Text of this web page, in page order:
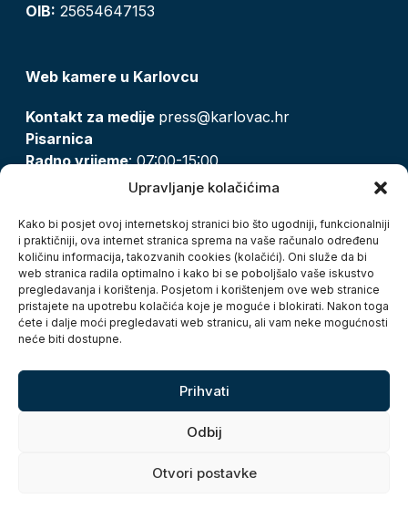
Upravljanje kolačićima
Kako bi posjet ovoj internetskoj stranici bio što ugodniji, funkcionalniji
i praktičniji, ova internet stranica sprema na vaše računalo određenu
količinu informacija, takozvanih cookies (kolačići). Oni služe da bi
web stranica radila optimalno i kako bi se poboljšalo vaše iskustvo
pregledavanja i korištenja. Posjetom i korištenjem ove web stranice
pristajete na upotrebu kolačića koje je moguće i blokirati. Nakon toga
ćete i dalje moći pregledavati web stranicu, ali vam neke mogućnosti
neće biti dostupne.
Prihvati
Odbij
Otvori postavke
OIB: 25654647153
Web kamere u Karlovcu
Kontakt za medije press@karlovac.hr
Pisarnica
Radno vrijeme: 07:00-15:00
pisarnica@karlovac.hr
Zaštita osobnih podataka
Pristup informacijama
Kolačići
Izjava o pristupačnosti
Turistička zajednica grada Karlovca